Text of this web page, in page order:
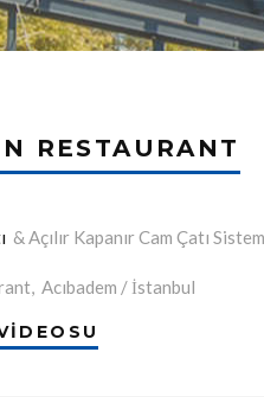
RESTAURANT
& Açılır Kapanır Cam Çatı
Acıbadem / İstanbul